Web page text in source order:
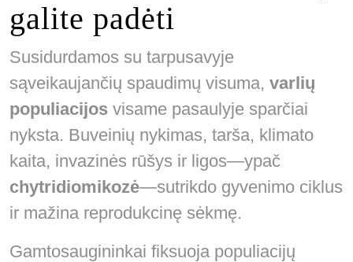
galite padėti
Susidurdamos su tarpusavyje
sąveikaujančių spaudimų visuma, varlių
populiacijos visame pasaulyje sparčiai
nyksta. Buveinių nykimas, tarša, klimato
kaita, invazinės rūšys ir ligos—ypač
chytridiomikozė—sutrikdo gyvenimo ciklus
ir mažina reprodukcinę sėkmę.
Gamtosaugininkai fiksuoja populiacijų